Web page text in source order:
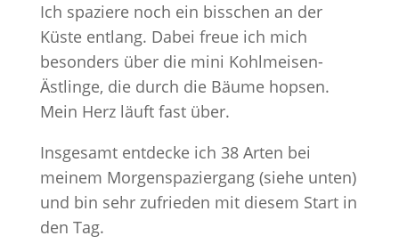
Ich spaziere noch ein bisschen an der
Küste entlang. Dabei freue ich mich
besonders über die mini Kohlmeisen-
Ästlinge, die durch die Bäume hopsen.
Mein Herz läuft fast über.
Insgesamt entdecke ich 38 Arten bei
meinem Morgenspaziergang (siehe unten)
und bin sehr zufrieden mit diesem Start in
den Tag.